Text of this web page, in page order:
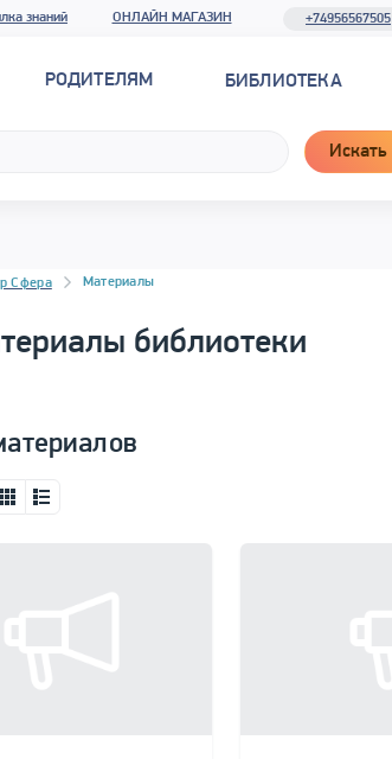
знаний ОНЛАЙН МАГАЗИН +74956567505
РОДИТЕЛЯМ БИБЛИОТЕКА
Искать
Сфера Материалы
библиотеки